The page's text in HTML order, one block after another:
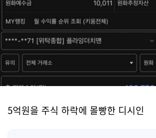
5억원을 주식 하락에 몰빵한 디시인